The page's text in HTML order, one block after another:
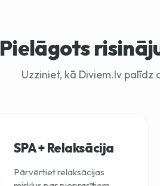
Pielāgots
Uzziniet, kā Diviem.lv palīdz
SPA + Relaksācija
Pārvērtiet relaksācijas